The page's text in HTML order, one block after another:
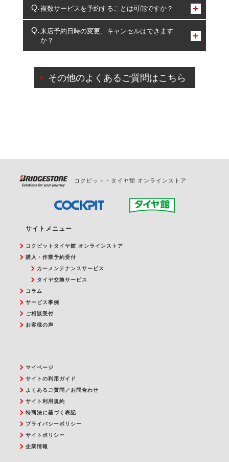
コクピット・タイヤ館のみとなります。
複数サービスを予約することは可能ですか？
複数サービスのご予約は可能です。
一部の商品・サービスの組み合わせに限り、同時にご予約が
出来ないものもございます。
来店予約日時の変更、キャンセルはできます
か？
ご来店予約日の3営業日前を過ぎている場合のご予約
の日時変更につきましては、直接ご予約の店舗まで
その他のよくあるご質問はこちら
コクピット・タイヤ館 オンラインストア
サイトメニュー
コクピットタイヤ館 オンラインストア
購入・作業予約受付
カーメンテナンスサービス
タイヤ交換サービス
コラム
サービス事例
ご相談受付
お客様の声
マイページ
サイトの利用ガイド
よくあるご質問／お問合わせ
サイト利用規約
特商法に基づく表記
プライバシーポリシー
サイトポリシー
企業情報